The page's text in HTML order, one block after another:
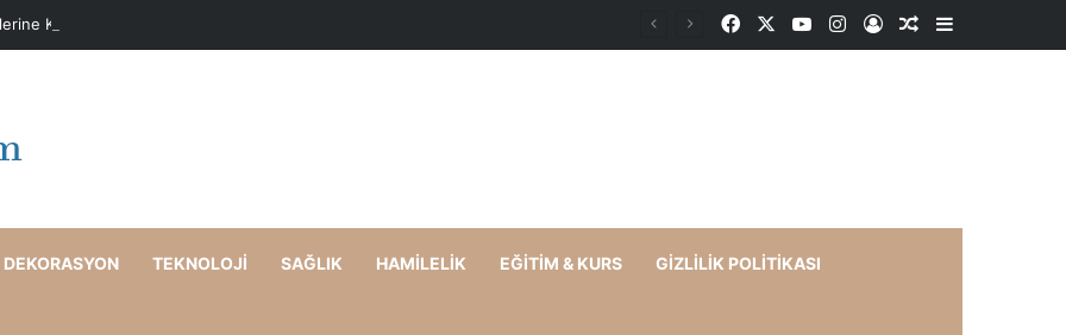
Karşı Evde Maske Önerileri FacebookYouTubeInstagram
Kayıt OlRastgele Makale
Kenar
DEKORASYON TEKNOLOJI SAĞLIK HAMILELIK EĞITIM & KURS GIZLILIK POLITIKASI